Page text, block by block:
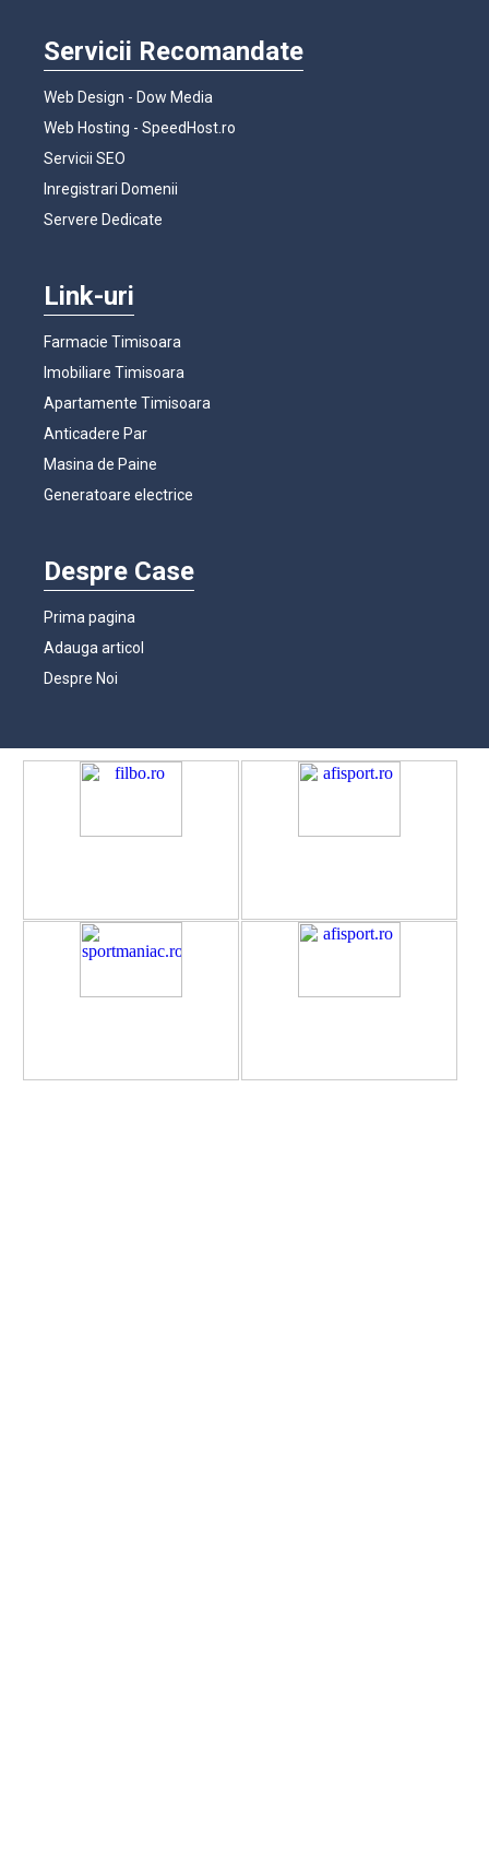
Servicii Recomandate
Web Design - Dow Media
Web Hosting - SpeedHost.ro
Servicii SEO
Inregistrari Domenii
Servere Dedicate
Link-uri
Farmacie Timisoara
Imobiliare Timisoara
Apartamente Timisoara
Anticadere Par
Masina de Paine
Generatoare electrice
Despre Case
Prima pagina
Adauga articol
Despre Noi